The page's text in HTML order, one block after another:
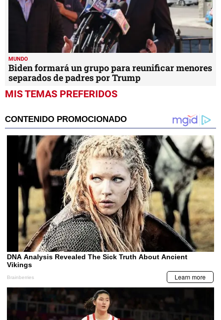
MUNDO
Biden formará un grupo para reunificar menores
separados de padres por Trump
MIS TEMAS PREFERIDOS